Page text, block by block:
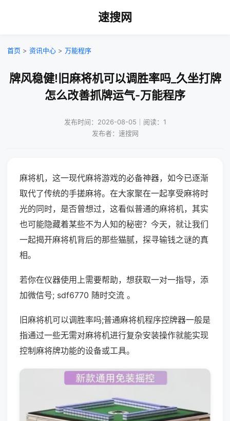
速搜网
首页 > 资讯中心 > 万能程序
牌风稳健!旧麻将机可以调胜率吗_久坐打牌
怎么改善抓牌运气-万能程序
发布时间：2026-08-05｜阅读：1
发布者：速搜网
麻将机，这一现代麻将游戏的必备神器，如今已逐渐
取代了传统的手搓麻将。在大家聚在一起享受麻将时
光的同时，是否曾想过，这看似普通的麻将机，其实
也可能隐藏着某些不为人知的秘密？今天，就让我们
一起揭开麻将机背后的那些猫腻，探寻输钱之谜的真
相。
若你在仪器使用上需要帮助，想获取一对一指导，添
加微信号; sdf6770 随时交流 。
旧麻将机可以调胜率吗;普通麻将机程序控牌器一般是
指通过一些无需对麻将机进行复杂安装操作就能实现
控制麻将牌功能的设备或工具。